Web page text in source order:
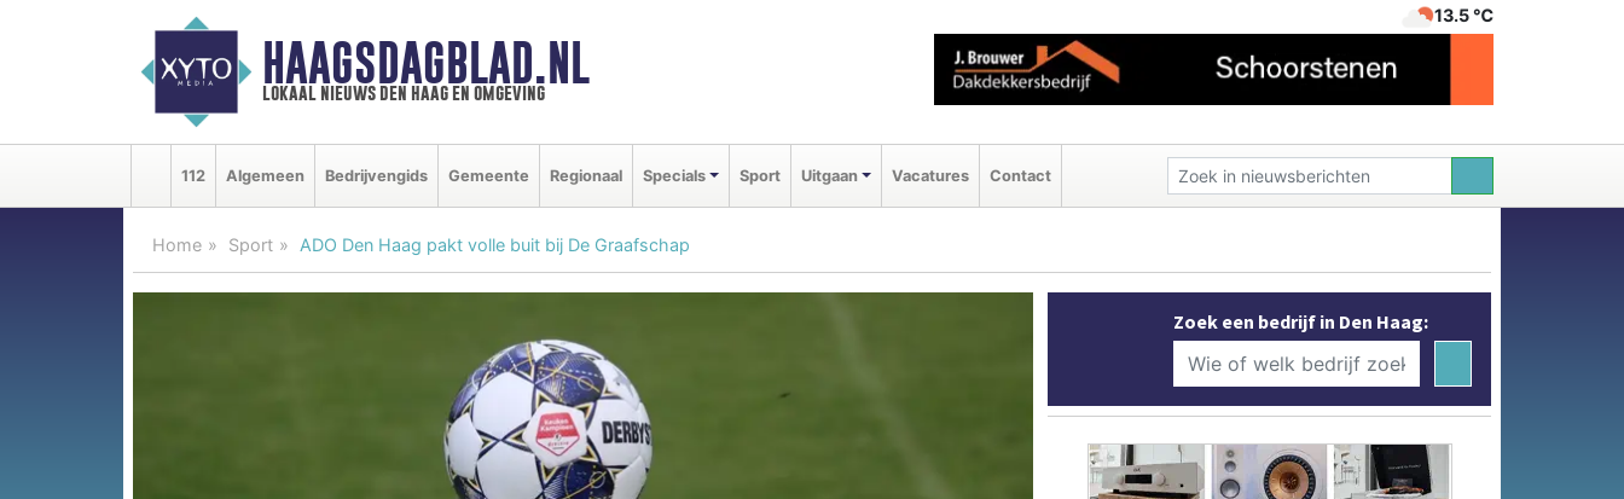
HAAGSDAGBLAD.NL
lokaal nieuws den haag en omgeving
13.5 ℃
112 Algemeen Bedrijvengids Gemeente Regionaal Specials Sport Uitgaan Vacatures Contact
Home Sport ADO Den Haag pakt volle buit bij De Graafschap
Zoek een bedrijf in Den Haag: